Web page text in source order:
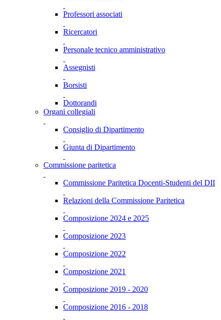
Professori associati
Ricercatori
Personale tecnico amministrativo
Assegnisti
Borsisti
Dottorandi
Organi collegiali
Consiglio di Dipartimento
Giunta di Dipartimento
Commissione paritetica
Commissione Paritetica Docenti-Studenti del DII
Relazioni della Commissione Paritetica
Composizione 2024 e 2025
Composizione 2023
Composizione 2022
Composizione 2021
Composizione 2019 - 2020
Composizione 2016 - 2018